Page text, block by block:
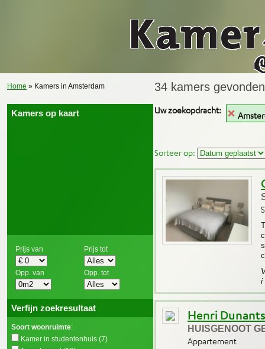
Home » Kamers in Amsterdam
Kamers op kaart
Prijs van
Opp. van
Prijs tot
Opp. tot
Verfijn zoekresultaat
Soort woonruimte:
Kamer in studentenhuis (7)
34 kamers
Uw zoekopdracht:
Sorteer op:
i
Henri
HUISGENOOT
Appartement